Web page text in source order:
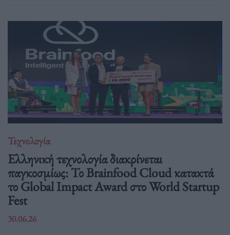
Τεχνολογία
Ελληνική τεχνολογία διακρίνεται
παγκοσμίως: Το Brainfood Cloud κατακτά
το Global Impact Award στο World Startup
Fest
30.06.26